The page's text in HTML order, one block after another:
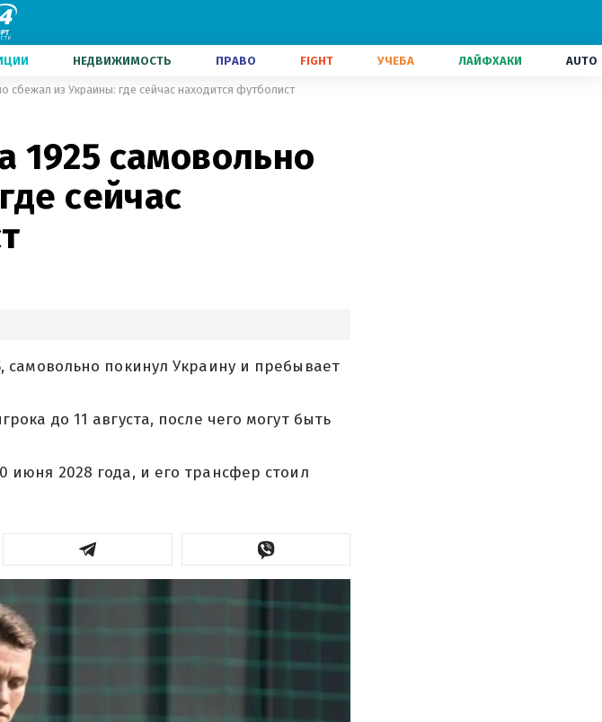
НЕДВИЖИМОСТЬ ПРАВО FIGHT УЧЕБА ЛАЙФХАКИ AUTO
сбежал из Украины: где сейчас находится футболист
1925 самовольно
сейчас
самовольно покинул Украину и пребывает
до 11 августа, после чего могут быть
июня 2028 года, и его трансфер стоил